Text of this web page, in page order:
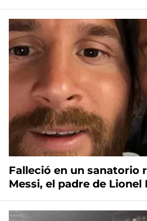
Falleció en un sanatorio
Messi, el padre de Lionel